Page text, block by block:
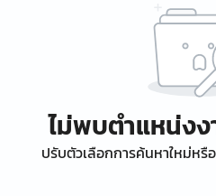
ไม่พบตำแหน่ง
ปรับตัวเลือกการค้นหาใหม่ห